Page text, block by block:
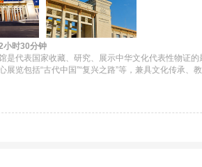
小时30分钟
表国家收藏、研究、展示中华文化代表性物证的最高历史文化艺术殿
展览包括“古代中国”“复兴之路”等，兼具文化传承、